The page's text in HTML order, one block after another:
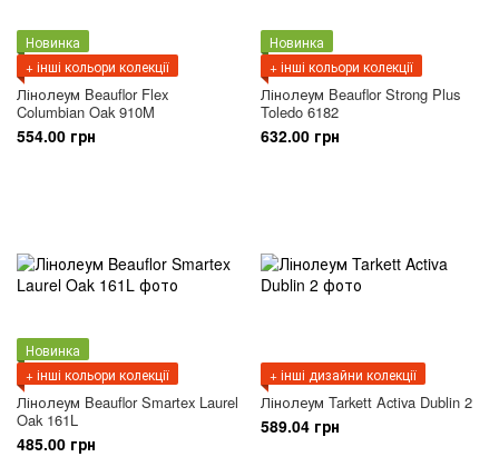
Новинка
+ інші кольори колекції
Лінолеум Beauflor Flex
Columbian Oak 910M
554.00 грн
Новинка
+ інші кольори колекції
Лінолеум Beauflor Strong Plus
Toledo 6182
632.00 грн
Новинка
+ інші кольори колекції
Лінолеум Beauflor Smartex Laurel
Oak 161L
485.00 грн
+ інші дизайни колекції
Лінолеум Tarkett Activa Dublin 2
589.04 грн